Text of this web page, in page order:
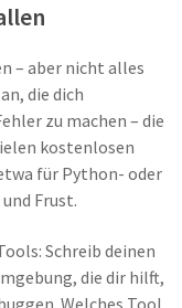
– aber nicht alles
die dich
zu machen – die
kostenlosen
für Python- oder
Frust.
Schreib deinen
die dir hilft,
Welches Tool